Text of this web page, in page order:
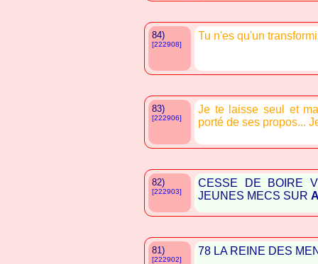
84)
[222908]
Tu n'es qu'un
83)
[222906]
Je te laisse seul et
porté de ses propos...
82)
[222903]
CESSE DE BOIRE
JEUNES MECS SUR
81)
[222902]
78 LA REINE DES